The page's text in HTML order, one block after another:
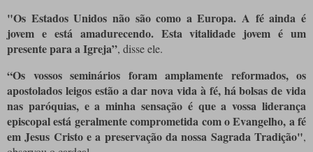
"Os Estados Unidos não são como a Europa. A fé ainda é
jovem e está amadurecendo. Esta vitalidade jovem é um
presente para a Igreja”, disse ele.
“Os vossos seminários foram amplamente reformados, os
apostolados leigos estão a dar nova vida à fé, há bolsas de vida
nas paróquias, e a minha sensação é que a vossa liderança
episcopal está geralmente comprometida com o Evangelho, a fé
em Jesus Cristo e a preservação da nossa Sagrada Tradição",